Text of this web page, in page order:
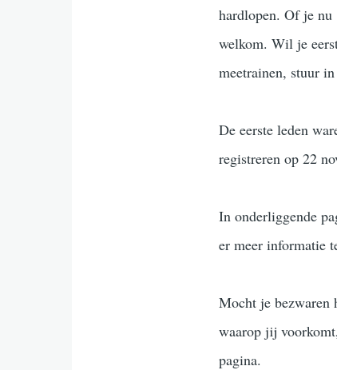
hardlopen. Of je nu
welkom. Wil je
meetrainen, stuur
De eerste leden
registreren op 22
In onderliggende
er meer informatie
Mocht je bezwaren
waarop jij
pagina.